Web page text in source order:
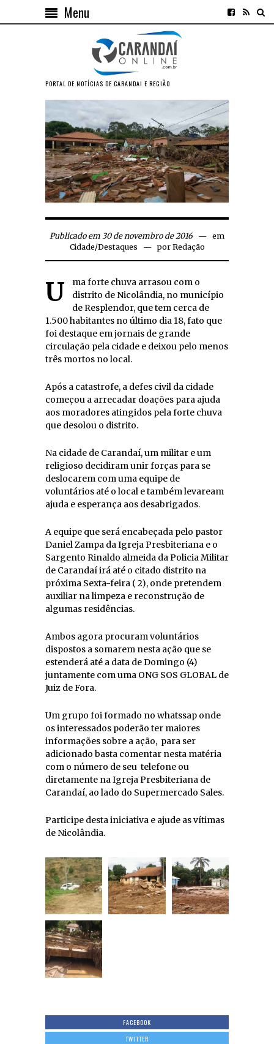
Menu
PORTAL DE NOTÍCIAS DE CARANDAI E REGIÃO
Publicado em 30 de novembro de 2016
em
Cidade/Destaques por Redação
Uma forte chuva arrasou com o
distrito de Nicolândia, no município
de Resplendor, que tem cerca de
1.500 habitantes no último dia 18, fato que
foi destaque em jornais de grande
circulação pela cidade e deixou pelo menos
três mortos no local.
Após a catastrofe, a defes civil da cidade
começou a arrecadar doações para ajuda
aos moradores atingidos pela forte chuva
que desolou o distrito.
Na cidade de Carandaí, um militar e um
religioso decidiram unir forças para se
deslocarem com uma equipe de
voluntários até o local e também levaream
ajuda e esperança aos desabrigados.
A equipe que será encabeçada pelo pastor
Daniel Zampa da Igreja Presbiteriana e o
Sargento Rinaldo almeida da Policia Militar
de Carandaí irá até o citado distrito na
próxima Sexta-feira ( 2), onde pretendem
auxiliar na limpeza e reconstrução de
algumas residências.
Ambos agora procuram voluntários
dispostos a somarem nesta ação que se
estenderá até a data de Domingo (4)
juntamente com uma ONG SOS GLOBAL de
Juiz de Fora.
Um grupo foi formado no whatssap onde
os interessados poderão ter maiores
informações sobre a ação, para ser
adicionado basta comentar nesta matéria
com o número de seu telefone ou
diretamente na Igreja Presbiteriana de
Carandaí, ao lado do Supermercado Sales.
Participe desta iniciativa e ajude as vítimas
de Nicolândia.
FACEBOOK
TWITTER